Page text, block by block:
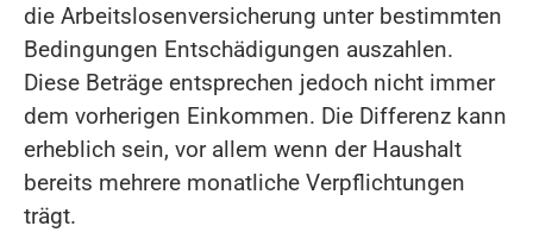
die Arbeitslosenversicherung unter bestimmten
Bedingungen Entschädigungen auszahlen.
Diese Beträge entsprechen jedoch nicht immer
dem vorherigen Einkommen. Die Differenz kann
erheblich sein, vor allem wenn der Haushalt
bereits mehrere monatliche Verpflichtungen
trägt.